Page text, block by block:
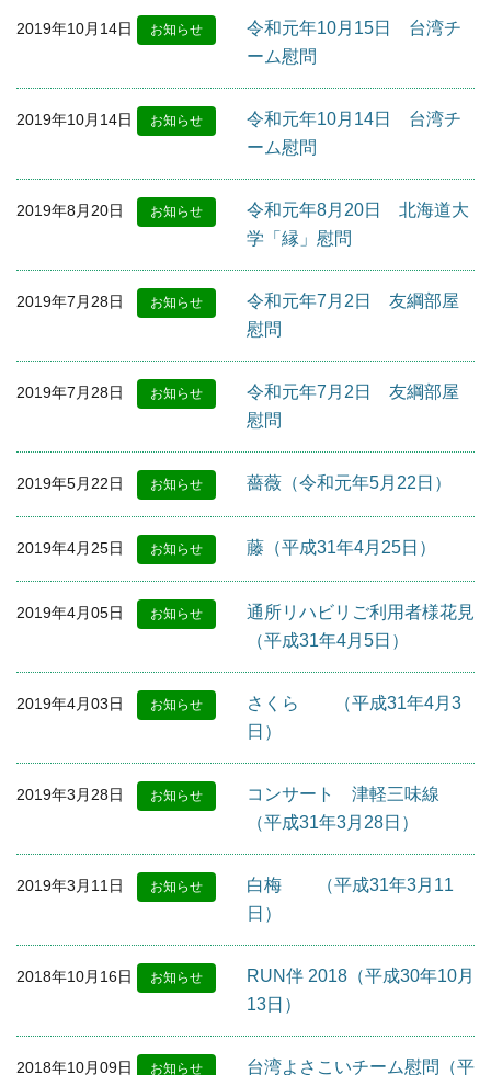
2019年10月14日 お知らせ
令和元年10月15日 台湾チ
ーム慰問
2019年10月14日 お知らせ
令和元年10月14日 台湾チ
ーム慰問
2019年8月20日 お知らせ
令和元年8月20日 北海道大
学「縁」慰問
2019年7月28日 お知らせ
令和元年7月2日 友綱部屋
慰問
2019年7月28日 お知らせ
令和元年7月2日 友綱部屋
慰問
2019年5月22日 お知らせ 薔薇（令和元年5月22日）
2019年4月25日 お知らせ 藤（平成31年4月25日）
2019年4月05日 お知らせ
通所リハビリご利用者様花見
（平成31年4月5日）
2019年4月03日 お知らせ
さくら （平成31年4月3
日）
2019年3月28日 お知らせ
コンサート 津軽三味線
（平成31年3月28日）
2019年3月11日 お知らせ
白梅 （平成31年3月11
日）
2018年10月16日 お知らせ
RUN伴 2018（平成30年10月
13日）
2018年10月09日 お知らせ 台湾よさこいチーム慰問（平